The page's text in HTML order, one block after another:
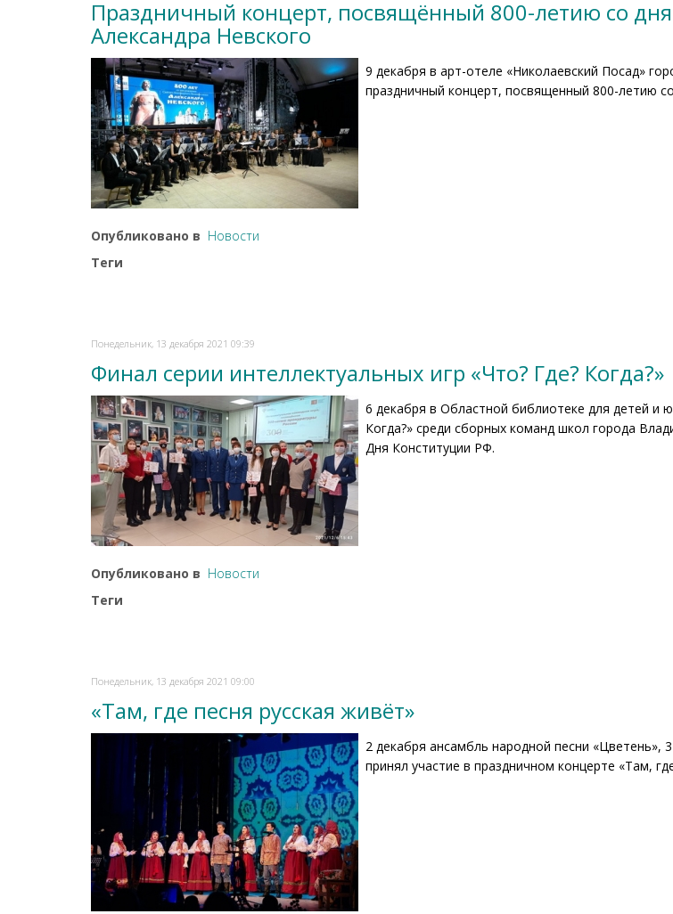
Праздничный концерт, посвящённый 800-летию со дня
Александра Невского
9 декабря в арт-отеле «Николаевский Посад»
праздничный концерт, посвященный 800-летию
Опубликовано в Новости
Теги
Понедельник, 13 декабря 2021 09:39
Финал серии интеллектуальных игр «Что? Где? Когда?»
6 декабря в Областной библиотеке для детей и
Когда?» среди сборных команд школ города
Дня Конституции РФ.
Опубликовано в Новости
Теги
Понедельник, 13 декабря 2021 09:00
«Там, где песня русская живёт»
2 декабря ансамбль народной песни «Цветень»,
принял участие в праздничном концерте «Там,